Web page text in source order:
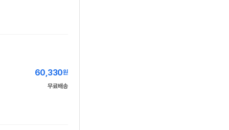
60,330원
무료배송